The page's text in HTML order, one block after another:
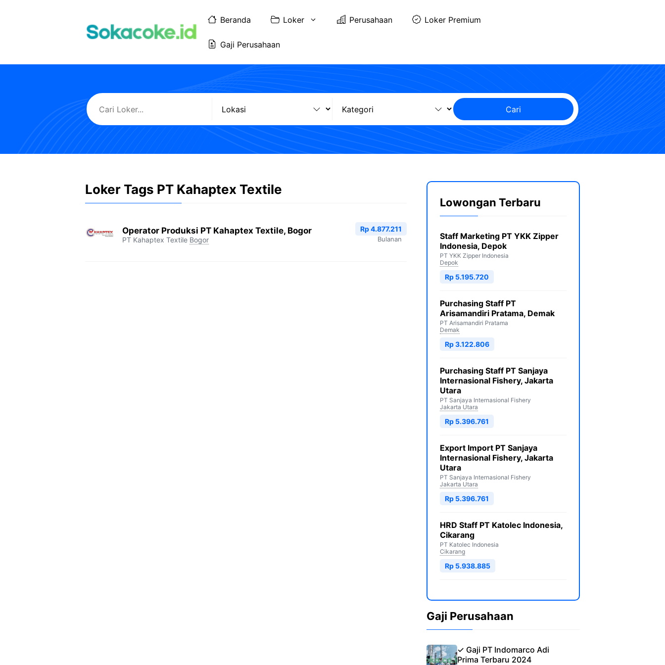
Beranda Loker Perusahaan Loker Premium
Gaji Perusahaan
Cari
Loker Tags PT Kahaptex Textile
Operator Produksi PT Kahaptex Textile, Bogor
PT Kahaptex Textile Bogor
Rp 4.877.211
Bulanan
Lowongan Terbaru
Staff Marketing PT YKK Zipper
Indonesia, Depok
PT YKK Zipper Indonesia
Depok
Rp 5.195.720
Purchasing Staff PT
Arisamandiri Pratama, Demak
PT Arisamandiri Pratama
Demak
Rp 3.122.806
Purchasing Staff PT Sanjaya
Internasional Fishery, Jakarta
Utara
PT Sanjaya Internasional Fishery
Jakarta Utara
Rp 5.396.761
Export Import PT Sanjaya
Internasional Fishery, Jakarta
Utara
PT Sanjaya Internasional Fishery
Jakarta Utara
Rp 5.396.761
HRD Staff PT Katolec Indonesia,
Cikarang
PT Katolec Indonesia
Cikarang
Rp 5.938.885
Gaji Perusahaan
✓ Gaji PT Indomarco Adi
Prima Terbaru 2024